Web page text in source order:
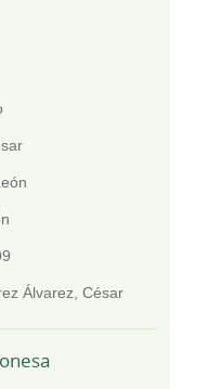
Álvarez, César